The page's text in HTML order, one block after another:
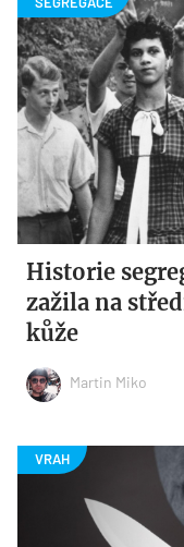
Historie
zažila na
kůže
Martin Miko